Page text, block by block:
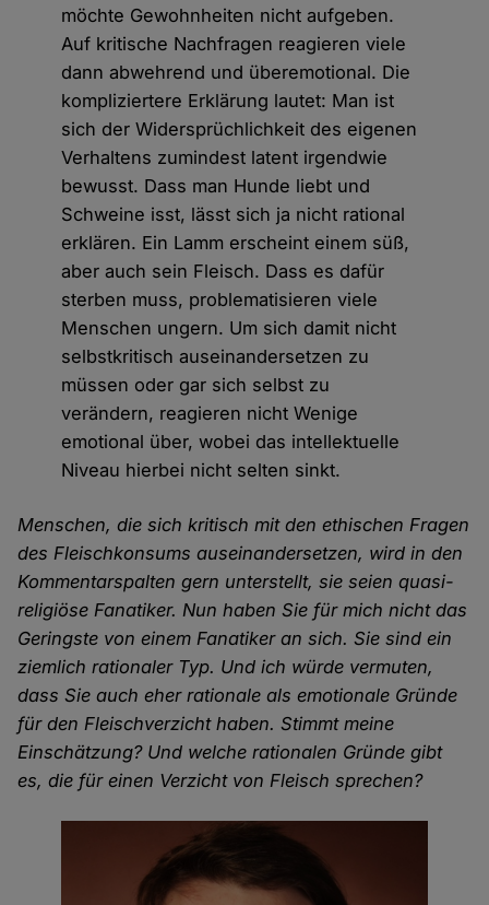
möchte Gewohnheiten nicht aufgeben.
Auf kritische Nachfragen reagieren viele
dann abwehrend und überemotional. Die
kompliziertere Erklärung lautet: Man ist
sich der Widersprüchlichkeit des eigenen
Verhaltens zumindest latent irgendwie
bewusst. Dass man Hunde liebt und
Schweine isst, lässt sich ja nicht rational
erklären. Ein Lamm erscheint einem süß,
aber auch sein Fleisch. Dass es dafür
sterben muss, problematisieren viele
Menschen ungern. Um sich damit nicht
selbstkritisch auseinandersetzen zu
müssen oder gar sich selbst zu
verändern, reagieren nicht Wenige
emotional über, wobei das intellektuelle
Niveau hierbei nicht selten sinkt.
Menschen, die sich kritisch mit den ethischen Fragen
des Fleischkonsums auseinandersetzen, wird in den
Kommentarspalten gern unterstellt, sie seien quasi-
religiöse Fanatiker. Nun haben Sie für mich nicht das
Geringste von einem Fanatiker an sich. Sie sind ein
ziemlich rationaler Typ. Und ich würde vermuten,
dass Sie auch eher rationale als emotionale Gründe
für den Fleischverzicht haben. Stimmt meine
Einschätzung? Und welche rationalen Gründe gibt
es, die für einen Verzicht von Fleisch sprechen?